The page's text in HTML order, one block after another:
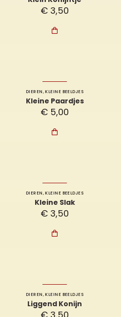
€ 3,50

DIEREN,KLEINE BEELDJES
Kleine Paardjes
€ 5,00

DIEREN,KLEINE BEELDJES
Kleine Slak
€ 3,50

DIEREN,KLEINE BEELDJES
Liggend Konijn